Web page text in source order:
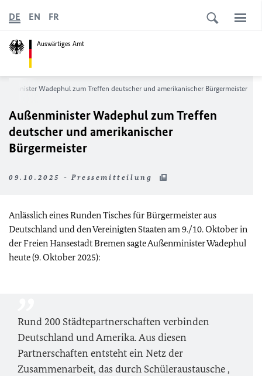
Auswärtiges Amt
DE EN FR
Wadephul zum Treffen deutscher und amerikanischer Bürgermeister
Außenminister Wadephul zum Treffen
deutscher und amerikanischer
Bürgermeister
09.10.2025 - Pressemitteilung
Anlässlich eines Runden Tisches für Bürgermeister aus
Deutschland und den Vereinigten Staaten am 9./10. Oktober in
der Freien Hansestadt Bremen sagte Außenminister Wadephul
heute (9. Oktober 2025):
Rund 200 Städtepartnerschaften verbinden
Deutschland und Amerika. Aus diesen
Partnerschaften entsteht ein Netz der
Zusammenarbeit, das durch Schüleraustausche ,